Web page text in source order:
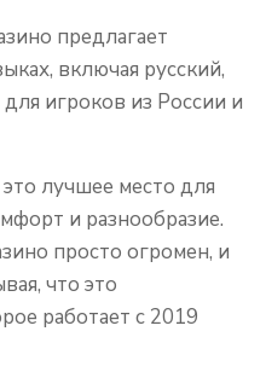
предлагает
включая русский,
игроков из России и
лучшее место для
и разнообразие.
просто огромен, и
что это
работает с 2019